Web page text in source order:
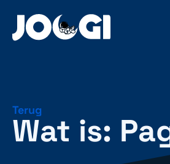
Terug
Wat is: